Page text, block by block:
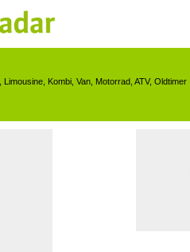
Limousine Kombi Van Motorrad ATV, Oldtimer